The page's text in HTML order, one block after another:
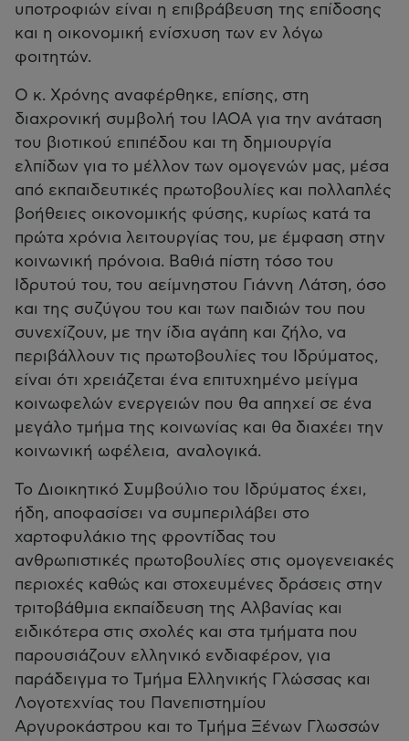
υποτροφιών είναι η επιβράβευση της επίδοσης
και η οικονομική ενίσχυση των εν λόγω
φοιτητών.
Ο κ. Χρόνης αναφέρθηκε, επίσης, στη
διαχρονική συμβολή του ΙΑΟΑ για την ανάταση
του βιοτικού επιπέδου και τη δημιουργία
ελπίδων για το μέλλον των ομογενών μας, μέσα
από εκπαιδευτικές πρωτοβουλίες και πολλαπλές
βοήθειες οικονομικής φύσης, κυρίως κατά τα
πρώτα χρόνια λειτουργίας του, με έμφαση στην
κοινωνική πρόνοια. Βαθιά πίστη τόσο του
Ιδρυτού του, του αείμνηστου Γιάννη Λάτση, όσο
και της συζύγου του και των παιδιών του που
συνεχίζουν, με την ίδια αγάπη και ζήλο, να
περιβάλλουν τις πρωτοβουλίες του Ιδρύματος,
είναι ότι χρειάζεται ένα επιτυχημένο μείγμα
κοινωφελών ενεργειών που θα απηχεί σε ένα
μεγάλο τμήμα της κοινωνίας και θα διαχέει την
κοινωνική ωφέλεια, αναλογικά.
Το Διοικητικό Συμβούλιο του Ιδρύματος έχει,
ήδη, αποφασίσει να συμπεριλάβει στο
χαρτοφυλάκιο της φροντίδας του
ανθρωπιστικές πρωτοβουλίες στις ομογενειακές
περιοχές καθώς και στοχευμένες δράσεις στην
τριτοβάθμια εκπαίδευση της Αλβανίας και
ειδικότερα στις σχολές και στα τμήματα που
παρουσιάζουν ελληνικό ενδιαφέρον, για
παράδειγμα το Τμήμα Ελληνικής Γλώσσας και
Λογοτεχνίας του Πανεπιστημίου
Αργυροκάστρου και το Τμήμα Ξένων Γλωσσών